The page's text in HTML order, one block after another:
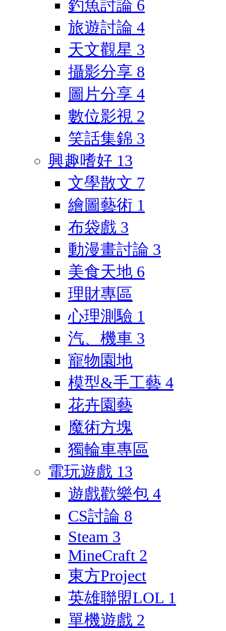
釣魚討論 6
旅遊討論 4
天文觀星 3
攝影分享 8
圖片分享 4
數位影視 2
笑話集錦 3
興趣嗜好 13
文學散文 7
繪圖藝術 1
布袋戲 3
動漫畫討論 3
美食天地 6
理財專區
心理測驗 1
汽、機車 3
寵物園地
模型&手工藝 4
花卉園藝
魔術方塊
獨輪車專區
電玩遊戲 13
遊戲歡樂包 4
CS討論 8
Steam 3
MineCraft 2
東方Project
英雄聯盟LOL 1
單機遊戲 2